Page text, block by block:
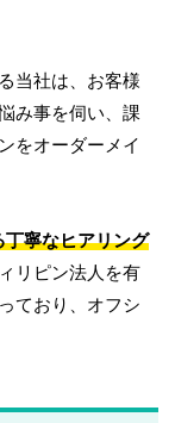
当社は、お客様
み事を伺い、課
をオーダーメイ
寧なヒアリング
リピン法人を有
ており、オフシ